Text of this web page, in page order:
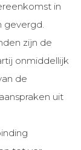
in
gevergd.
zijn de
onmiddellijk
de
uit